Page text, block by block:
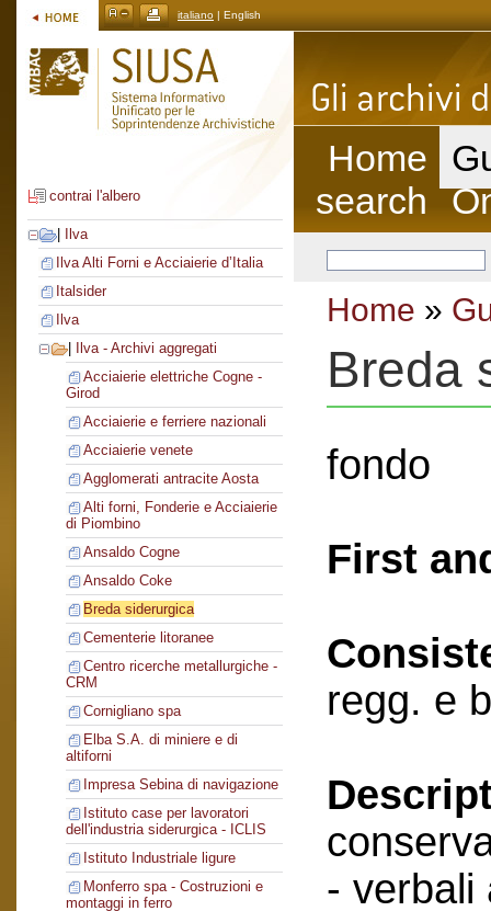
italiano | English
contrai l'albero
Ilva
Ilva Alti Forni e Acciaierie d’Italia
Italsider
Ilva
Ilva - Archivi aggregati
Acciaierie elettriche Cogne -
Girod
Acciaierie e ferriere nazionali
Acciaierie venete
Agglomerati antracite Aosta
Alti forni, Fonderie e Acciaierie
di Piombino
Ansaldo Cogne
Ansaldo Coke
Breda siderurgica
Cementerie litoranee
Centro ricerche metallurgiche -
CRM
Cornigliano spa
Elba S.A. di miniere e di
altiforni
Impresa Sebina di navigazione
Istituto case per lavoratori
dell'industria siderurgica - ICLIS
Istituto Industriale ligure
Monferro spa - Costruzioni e
montaggi in ferro
Home
search
Home »
Breda
fondo
First
regg. e
- verbali